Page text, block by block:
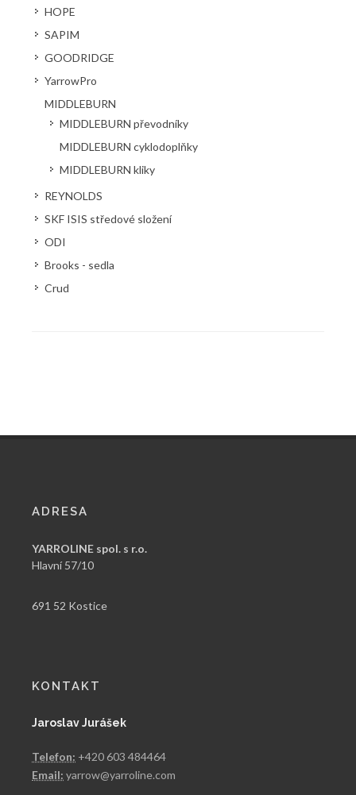
HOPE
SAPIM
GOODRIDGE
YarrowPro
MIDDLEBURN
MIDDLEBURN převodníky
MIDDLEBURN cyklodoplňky
MIDDLEBURN kliky
REYNOLDS
SKF ISIS středové složení
ODI
Brooks - sedla
Crud
ADRESA
YARROLINE spol. s r.o.
Hlavní 57/10
691 52 Kostice
KONTAKT
Jaroslav Jurášek
Telefon: +420 603 484464
Email: yarrow@yarroline.com